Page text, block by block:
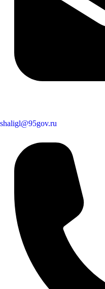
shaligl@95gov.ru